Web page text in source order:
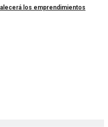
los emprendimientos